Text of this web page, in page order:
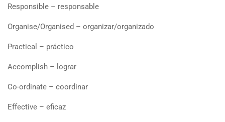
Responsible – responsable
Organise/Organised – organizar/organizado
Practical – práctico
Accomplish – lograr
Co-ordinate – coordinar
Effective – eficaz